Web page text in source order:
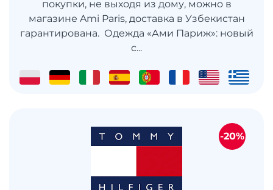
покупки, не выходя из дому, можно в
магазине Ami Paris, доставка в Узбекистан
гарантирована. Одежда «Ами Париж»: новый
с...
-20%